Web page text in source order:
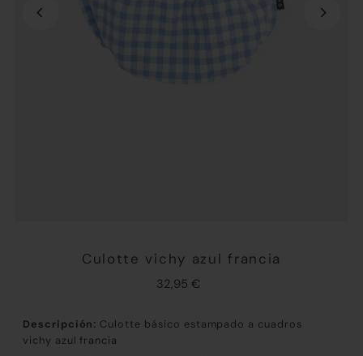
Culotte vichy azul francia
32,95 €
Descripción: Culotte básico estampado a cuadros
vichy azul francia